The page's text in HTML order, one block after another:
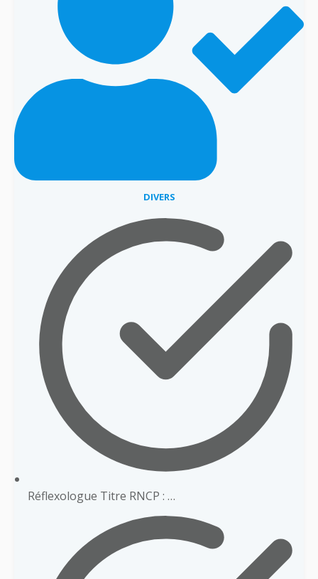
DIVERS
Réflexologue Titre RNCP : …